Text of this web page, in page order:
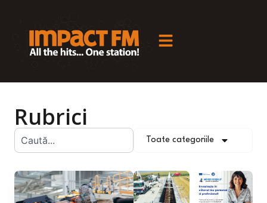
Rubrici
Toate categoriile